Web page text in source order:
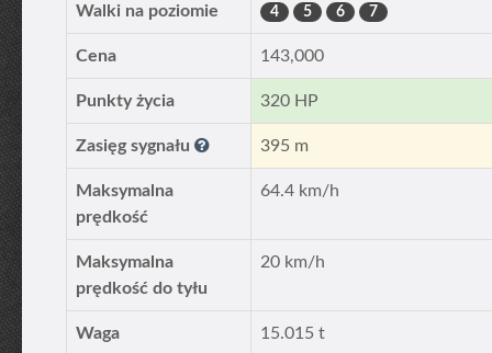
Walki na poziomie 4 5 6 7
Cena 143,000
Punkty życia 320 HP
Zasięg sygnału 395 m
Maksymalna
prędkość
64.4 km/h
Maksymalna
prędkość do tyłu
20 km/h
Waga 15.015 t